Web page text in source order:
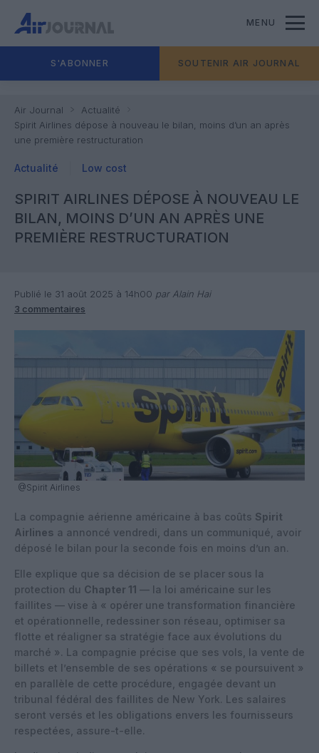
MENU
S'ABONNER SOUTENIR AIR JOURNAL
Air Journal
Actualité
Spirit Airlines dépose à nouveau le bilan, moins d’un an après
une première restructuration
Actualité Low cost
SPIRIT AIRLINES DÉPOSE À NOUVEAU LE
BILAN, MOINS D’UN AN APRÈS UNE
PREMIÈRE RESTRUCTURATION
Publié le 31 août 2025 à 14h00 par Alain Hai
3 commentaires
@Spirit Airlines
La compagnie aérienne américaine à bas coûts Spirit
Airlines a annoncé vendredi, dans un communiqué, avoir
déposé le bilan pour la seconde fois en moins d’un an.
Elle explique que sa décision de se placer sous la
protection du Chapter 11 — la loi américaine sur les
faillites — vise à « opérer une transformation financière
et opérationnelle, redessiner son réseau, optimiser sa
flotte et réaligner sa stratégie face aux évolutions du
marché ». La compagnie précise que ses vols, la vente de
billets et l’ensemble de ses opérations « se poursuivent »
en parallèle de cette procédure, engagée devant un
tribunal fédéral des faillites de New York. Les salaires
seront versés et les obligations envers les fournisseurs
respectées, assure-t-elle.